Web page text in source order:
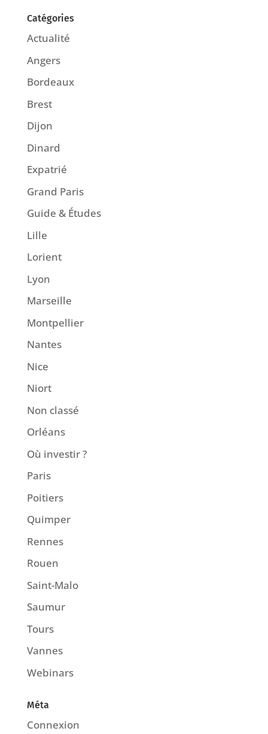
Catégories
Actualité
Angers
Bordeaux
Brest
Dijon
Dinard
Expatrié
Grand Paris
Guide & Études
Lille
Lorient
Lyon
Marseille
Montpellier
Nantes
Nice
Niort
Non classé
Orléans
Où investir ?
Paris
Poitiers
Quimper
Rennes
Rouen
Saint-Malo
Saumur
Tours
Vannes
Webinars
Méta
Connexion